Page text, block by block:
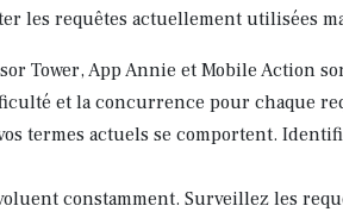
les requêtes actuellement utilisées
Tower, App Annie et Mobile Action
et la concurrence pour chaque
termes actuels se comportent.
constamment. Surveillez les